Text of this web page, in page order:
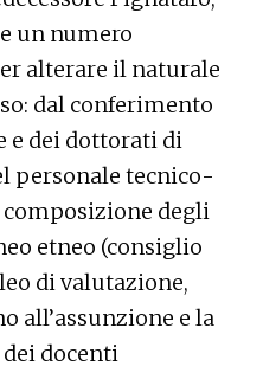
un numero
alterare il naturale
dal conferimento
e dei dottorati di
personale tecnico-
degli
etneo (consiglio
di valutazione,
all’assunzione e la
docenti